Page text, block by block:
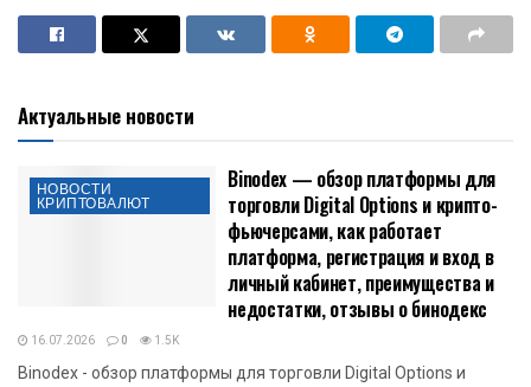
Актуальные новости
НОВОСТИ
КРИПТОВАЛЮТ
Binodex — обзор платформы для
торговли Digital Options и крипто-
фьючерсами, как работает
платформа, регистрация и вход в
личный кабинет, преимущества и
недостатки, отзывы о бинодекс
16.07.2026 0 1.5K
Binodex - обзор платформы для торговли Digital Options и